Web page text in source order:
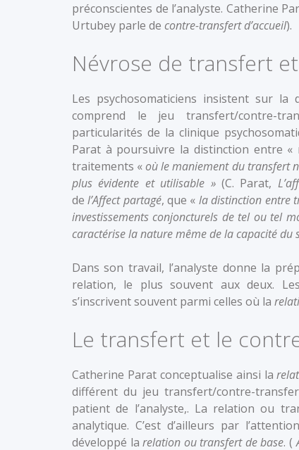
préconscientes de l’analyste. Catherine
Urtubey parle de contre-transfert d’accueil).
Névrose de transfert
Les psychosomaticiens insistent sur
comprend le jeu transfert/contre-
particularités de la clinique
Parat à poursuivre la distinction entre
traitements «où le maniement du transfert
plus évidente et utilisable »(C. Parat,
del’Affect partagé, que « la distinction entre
investissements conjoncturels de tel ou tel
caractérise la nature même de la capacité du
Dans son travail, l’analyste donne la
relation, le plus souvent aux deux.
s’inscrivent souvent parmi celles où la
Le transfert et le
Catherine Parat conceptualise ainsi la
différent du jeu transfert/contre-
patient de l’analyste,. La relation ou
analytique. C’est d’ailleurs par
développé larelation ou transfert de base. (